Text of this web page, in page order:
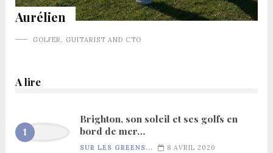
Aurélien
GOLFER, GUITARIST AND CTO
A lire
Brighton, son soleil et ses golfs en
bord de mer…
SUR LES GREENS... 8 AVRIL 2020